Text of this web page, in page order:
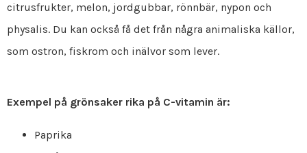
citrusfrukter, melon, jordgubbar, rönnbär, nypon och
physalis. Du kan också få det från några animaliska källor,
som ostron, fiskrom och inälvor som lever.
Exempel på grönsaker rika på C-vitamin är:
Paprika